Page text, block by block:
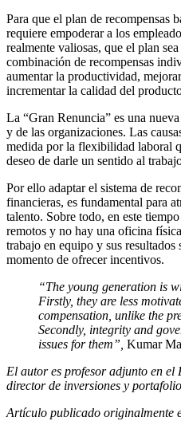
Para que el plan de recompensas
requiere empoderar a los
realmente valiosas, que el plan
combinación de recompensas
aumentar la productividad,
incrementar la calidad del
La “Gran Renuncia” es una
y de las organizaciones. Las
medida por la flexibilidad laboral
deseo de darle un sentido al
Por ello adaptar el sistema de
financieras, es fundamental para
talento. Sobre todo, en este
remotos y no hay una oficina
trabajo en equipo y sus
momento de ofrecer incentivos.
“The young generation is
Firstly, they are less
compensation, unlike the
Secondly, integrity and
issues for them”, Kumar
El autor es profesor adjunto en el
director de inversiones y
Artículo publicado originalmente